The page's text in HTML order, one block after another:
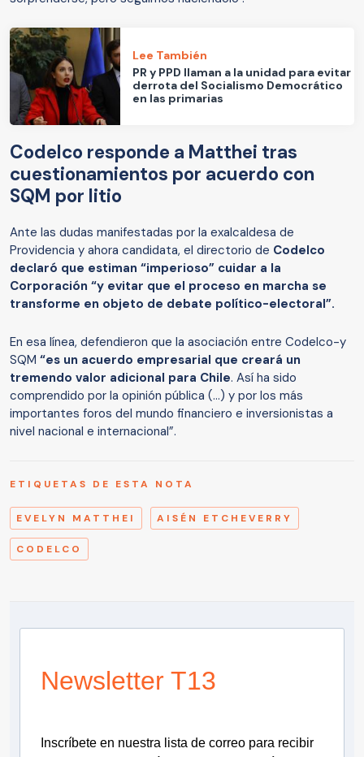
Lee También
PR y PPD llaman a la unidad para evitar
derrota del Socialismo Democrático
en las primarias
Codelco responde a Matthei tras
cuestionamientos por acuerdo con
SQM por litio
Ante las dudas manifestadas por la exalcaldesa de
Providencia y ahora candidata, el directorio de Codelco
declaró que estiman “imperioso” cuidar a la
Corporación “y evitar que el proceso en marcha se
transforme en objeto de debate político-electoral”.
En esa línea, defendieron que la asociación entre Codelco-y
SQM “es un acuerdo empresarial que creará un
tremendo valor adicional para Chile. Así ha sido
comprendido por la opinión pública (...) y por los más
importantes foros del mundo financiero e inversionistas a
nivel nacional e internacional”.
ETIQUETAS DE ESTA NOTA
EVELYN MATTHEI AISÉN ETCHEVERRY
CODELCO
Newsletter T13
Inscríbete en nuestra lista de correo para recibir